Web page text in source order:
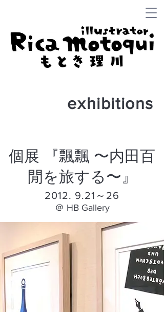
exhibitions
個展 『飄飄 〜内田百
閒を旅する〜』
2012. 9.21 ～26
＠ HB Gallery